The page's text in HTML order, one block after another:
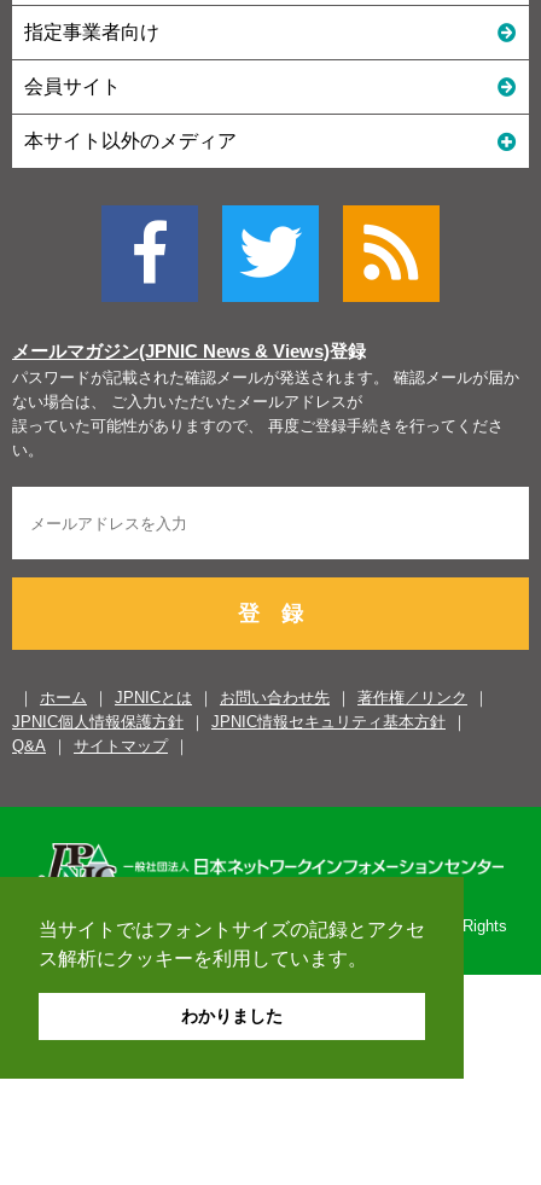
当サイトではフォントサイズの記録とアクセ
ス解析にクッキーを利用しています。
わかりました
指定事業者向け
会員サイト
本サイト以外のメディア
メールマガジン(JPNIC News & Views)登録
パスワードが記載された確認メールが発送されます。 確認メールが届か
ない場合は、 ご入力いただいたメールアドレスが
誤っていた可能性がありますので、 再度ご登録手続きを行ってくださ
い。
登 録
ホーム JPNICとは お問い合わせ先
著作権／リンク
JPNIC個人情報保護方針
JPNIC情報セキュリティ基本方針
Q&A
サイトマップ
Copyright© 1996-2026 Japan Network Information Center. All Rights
Reserved.